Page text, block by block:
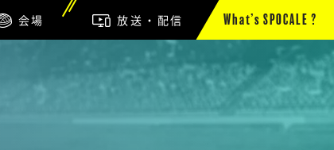
会場 放送・配信 What’s SPOCALE ?